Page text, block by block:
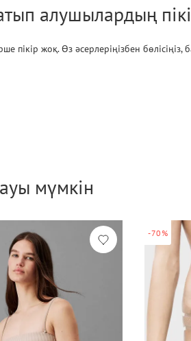
алушылардың
пікір жоқ. Өз әсерлеріңізбен
мүмкін
-70%